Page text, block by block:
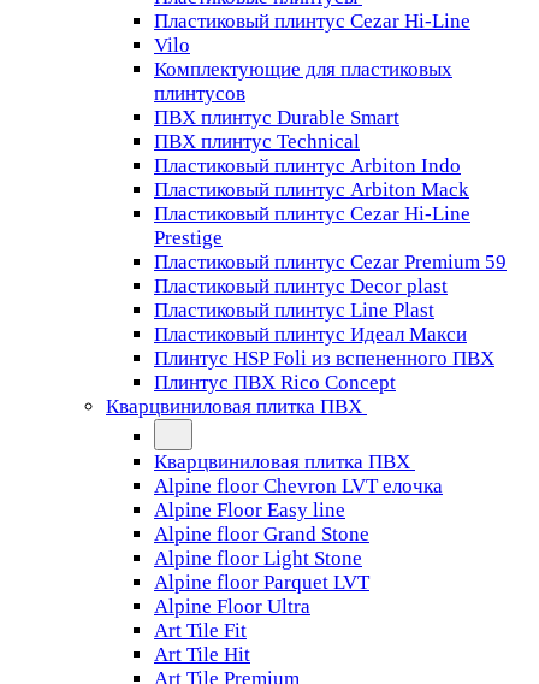
Пластиковый плинтус Cezar Hi-Line
Vilo
Комплектующие для пластиковых
плинтусов
ПВХ плинтус Durable Smart
ПВХ плинтус Technical
Пластиковый плинтус Arbiton Indo
Пластиковый плинтус Arbiton Mack
Пластиковый плинтус Cezar Hi-Line
Prestige
Пластиковый плинтус Cezar Premium 59
Пластиковый плинтус Decor plast
Пластиковый плинтус Line Plast
Пластиковый плинтус Идеал Макси
Плинтус HSP Foli из вспененного ПВХ
Плинтус ПВХ Rico Concept
Кварцвиниловая плитка ПВХ
Кварцвиниловая плитка ПВХ
Alpine floor Chevron LVT елочка
Alpine Floor Easy line
Alpine floor Grand Stone
Alpine floor Light Stone
Alpine floor Parquet LVT
Alpine Floor Ultra
Art Tile Fit
Art Tile Hit
Art Tile Premium